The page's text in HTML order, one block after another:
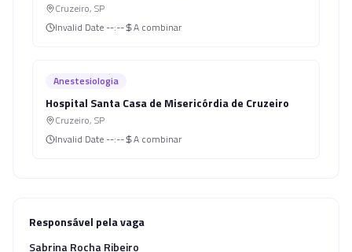
Cruzeiro, SP
Invalid Date --:-- A combinar
Anestesiologia
Hospital Santa Casa de Misericórdia de Cruzeiro
Cruzeiro, SP
Invalid Date --:-- A combinar
Responsável pela vaga
Sabrina Rocha Ribeiro